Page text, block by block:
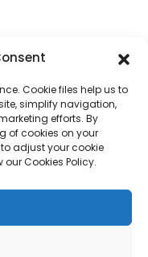
de livres
de livres pour enfants
de magazines
Cookie files help us to
simplify navigation,
efforts. By
of cookies on your
adjust your cookie
our Cookies Policy.